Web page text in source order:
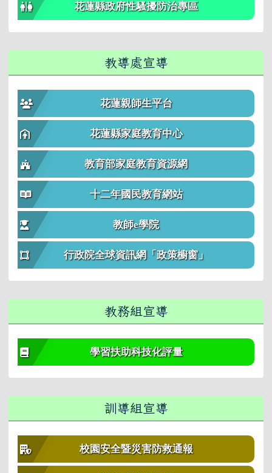
花蓮縣政府性騷擾防治專區
教導處宣導
花蓮親師生平台
花蓮縣家庭教育中心
教育部家庭教育資源網
十二年國民教育網站
教師e學院
行政院全球資訊網「政策櫥窗」
教務組宣導
學習扶助科技化評量
訓導組宣導
校園安全暨災害防救通報